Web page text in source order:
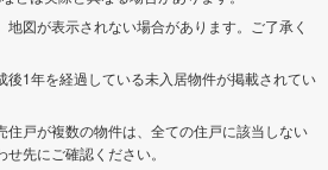
図が表示されない場合があります。ご了承く
後1年を経過している未入居物件が掲載されてい
住戸が複数の物件は、全ての住戸に該当しない
先にご確認ください。